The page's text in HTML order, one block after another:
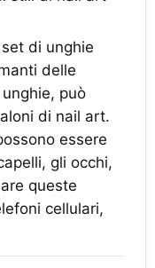
di unghie
delle
può
di nail art.
essere
gli occhi,
queste
cellulari,